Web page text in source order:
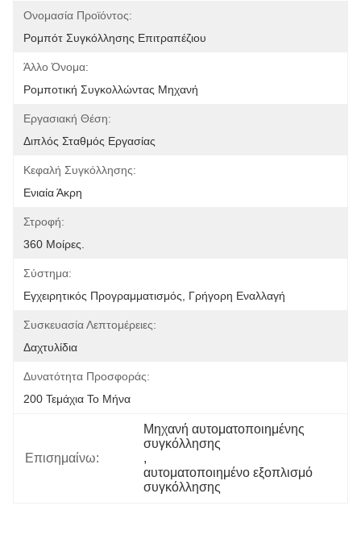
Ονομασία Προϊόντος:
Ρομπότ Συγκόλλησης Επιτραπέζιου
Άλλο Όνομα:
Ρομποτική Συγκολλώντας Μηχανή
Εργασιακή Θέση:
Διπλός Σταθμός Εργασίας
Κεφαλή Συγκόλλησης:
Ενιαία Άκρη
Στροφή:
360 Μοίρες.
Σύστημα:
Εγχειρητικός Προγραμματισμός, Γρήγορη Εναλλαγή
Συσκευασία Λεπτομέρειες:
Δαχτυλίδια
Δυνατότητα Προσφοράς:
200 Τεμάχια Το Μήνα
Επισημαίνω:
Μηχανή αυτοματοποιημένης
συγκόλλησης
,
αυτοματοποιημένο εξοπλισμό
συγκόλλησης